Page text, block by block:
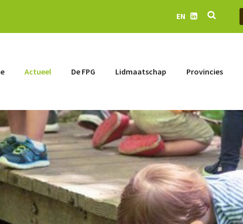
EN
Actueel De FPG Lidmaatschap Provincies